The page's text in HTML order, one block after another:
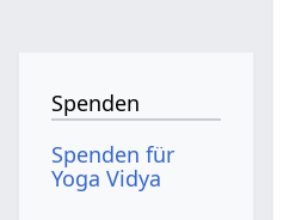
Spenden
Spenden für
Yoga Vidya